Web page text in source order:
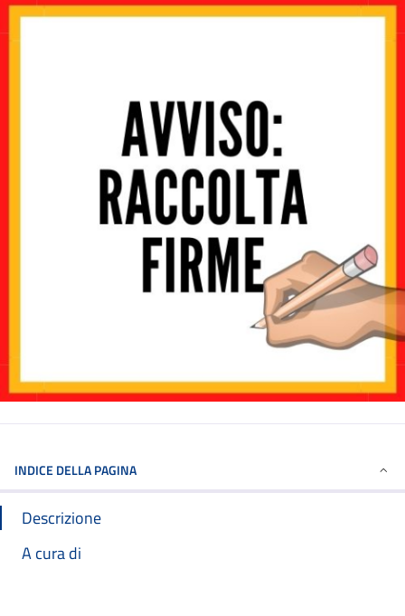
INDICE DELLA PAGINA
Descrizione
A cura di